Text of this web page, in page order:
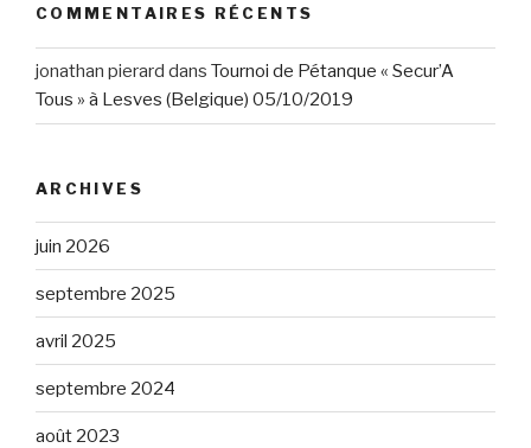
COMMENTAIRES RÉCENTS
jonathan pierard dans Tournoi de Pétanque « Secur’A
Tous » à Lesves (Belgique) 05/10/2019
ARCHIVES
juin 2026
septembre 2025
avril 2025
septembre 2024
août 2023